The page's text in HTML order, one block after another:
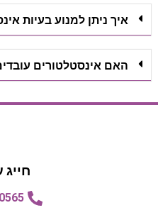
איך ניתן למנוע בעיות
האם אינסטלטורים
חייג